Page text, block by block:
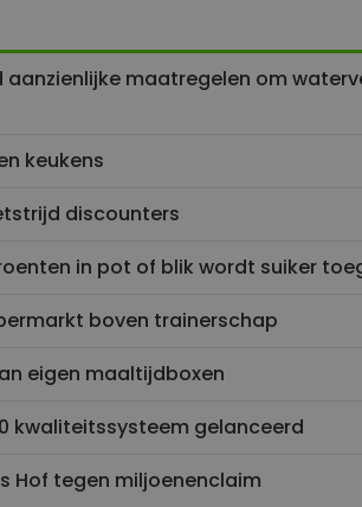
aanzienlijke maatregelen om
keukens
discounters
in pot of blik wordt suiker
boven trainerschap
eigen maaltijdboxen
kwaliteitssysteem gelanceerd
Hof tegen miljoenenclaim